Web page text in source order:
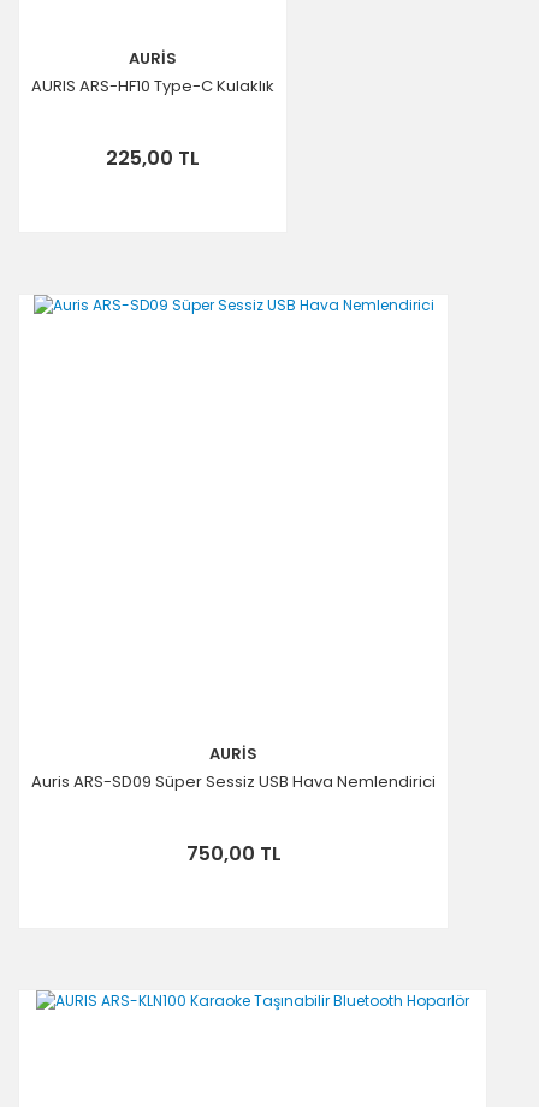
AURİS
AURIS ARS-HF10 Type-C Kulaklık
225,00 TL
AURİS
Auris ARS-SD09 Süper Sessiz USB Hava Nemlendirici
750,00 TL